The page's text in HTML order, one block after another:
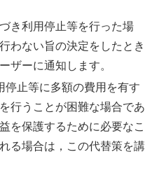
き利用停止等を行った場
わない旨の決定をしたとき
ザーに通知します。
停止等に多額の費用を有す
行うことが困難な場合であ
を保護するために必要なこ
る場合は，この代替策を講